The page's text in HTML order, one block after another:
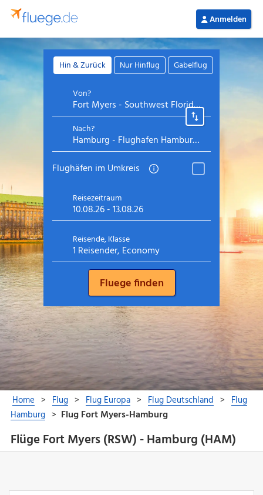
Flüge Fort Myers (RSW) - Hamburg (HAM)